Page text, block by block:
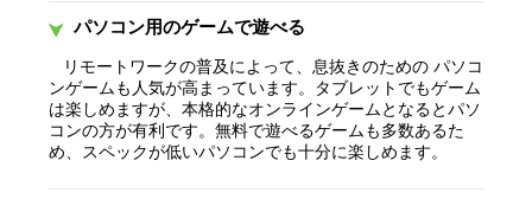
パソコン用のゲームで遊べる
リモートワークの普及によって、息抜きのための パソコ
ンゲームも人気が高まっています。タブレットでもゲーム
は楽しめますが、本格的なオンラインゲームとなるとパソ
コンの方が有利です。無料で遊べるゲームも多数あるた
め、スペックが低いパソコンでも十分に楽しめます。